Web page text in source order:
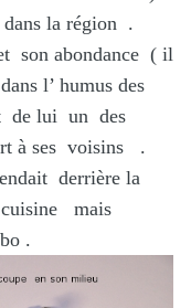
la région .
son abondance ( il
l’ humus des
de lui un des
à ses voisins .
derrière la
mais
.